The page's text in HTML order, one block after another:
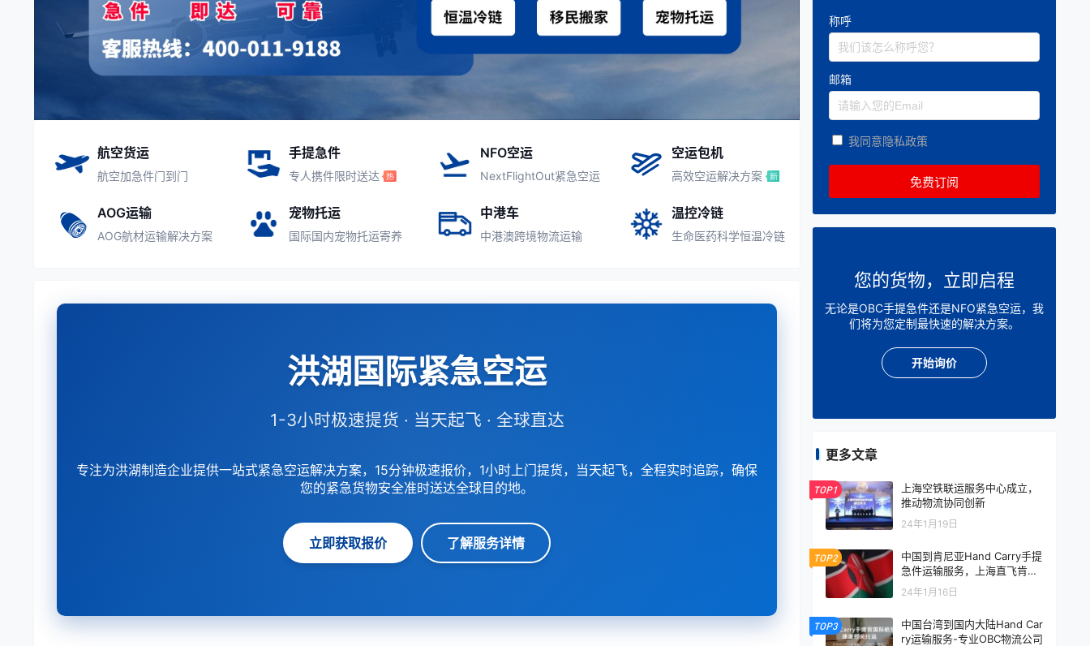
航空货运
航空加急件门到门
手提急件
专人携件限时送达
NFO空运
NextFlightOut紧急空运
空运包机
高效空运解决方案
AOG运输
AOG航材运输解决方案
宠物托运
国际国内宠物托运寄养
中港车
中港澳跨境物流运输
温控冷链
生命医药科学恒温冷链
洪湖国际紧急空运
1-3小时极速提货 · 当天起飞 · 全球直达
专注为洪湖制造企业提供一站式紧急空运解决方案，15分钟极速报价，1小时上门提货，当天起飞，全程实时追踪，确保
您的紧急货物安全准时送达全球目的地。
立即获取报价 了解服务详情
称呼
邮箱
我同意隐私政策
您的货物，立即启程
无论是OBC手提急件还是NFO紧急空运，我
们将为您定制最快速的解决方案。
开始询价
更多文章
TOP1
上海空铁联运服务中心成立，
推动物流协同创新
24年1月19日
TOP2
中国到肯尼亚Hand Carry手提
急件运输服务，上海直飞肯尼
亚On Board Courier
24年1月16日
TOP3
中国台湾到国内大陆Hand Car
ry运输服务-专业OBC物流公司